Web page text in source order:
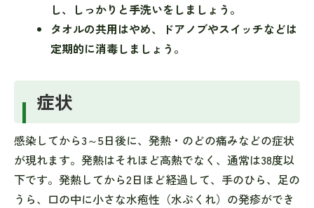
し、しっかりと手洗いをしましょう。
タオルの共用はやめ、ドアノブやスイッチなどは
定期的に消毒しましょう。
症状
感染してから3～5日後に、発熱・のどの痛みなどの症状
が現れます。発熱はそれほど高熱でなく、通常は38度以
下です。発熱してから2日ほど経過して、手のひら、足の
うら、口の中に小さな水疱性（水ぶくれ）の発疹ができ